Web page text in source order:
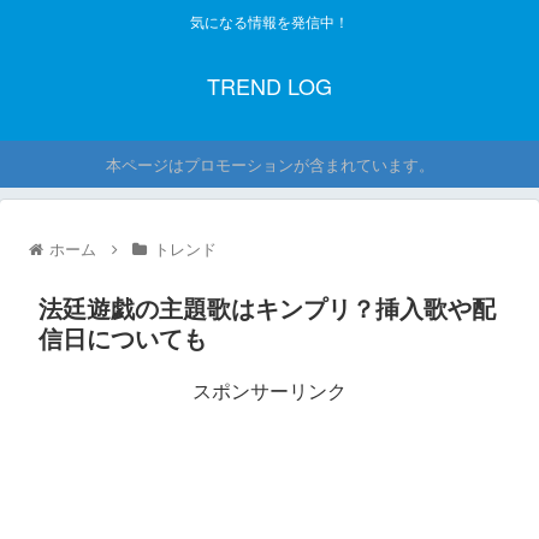
気になる情報を発信中！
TREND LOG
本ページはプロモーションが含まれています。
ホーム トレンド
法廷遊戯の主題歌はキンプリ？挿入歌や配
信日についても
スポンサーリンク